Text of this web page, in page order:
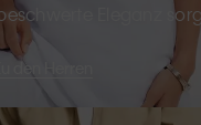
Eleganz
Zu den Herren